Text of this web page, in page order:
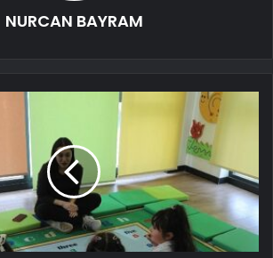
NURCAN BAYRAM